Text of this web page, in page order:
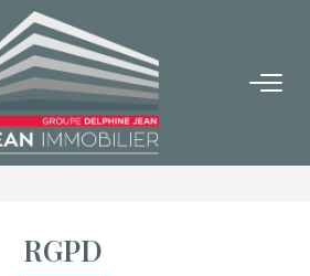
NOS BIENS
Achat
Immobilier Neuf
RGPD